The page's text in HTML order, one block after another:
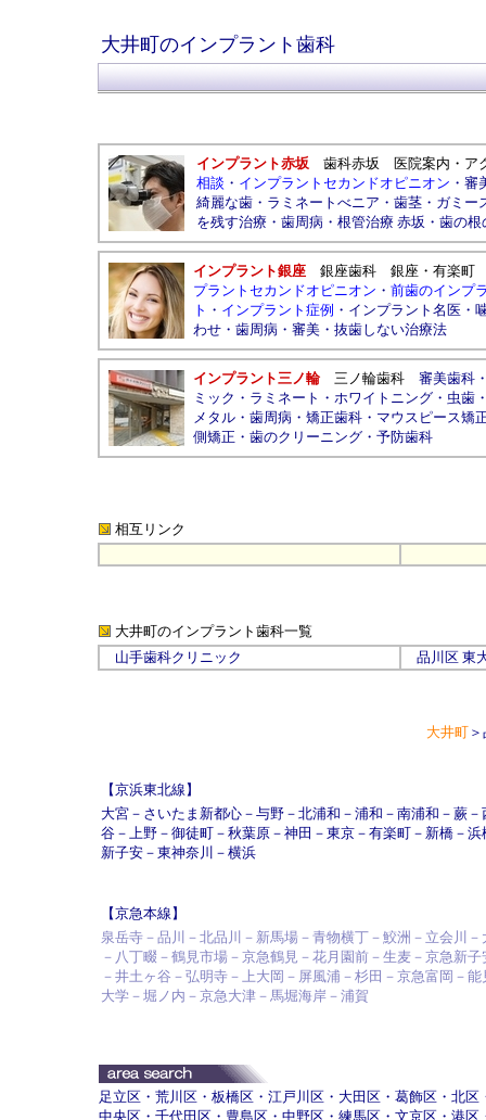
大井町のインプラント歯科
インプラント赤坂 歯科赤坂 医院案内 ・ ア
相談 ・ インプラントセカンドオピニオン ・ 審
綺麗な歯 ・ ラミネートべニア ・ 歯茎 ・ ガミー
を残す治療 ・ 歯周病 ・ 根管治療 赤坂 ・ 歯の根
インプラント銀座 銀座歯科 銀座 ・ 有楽町
プラントセカンドオピニオン ・ 前歯のインプ
ト ・ インプラント症例 ・ インプラント名医 ・
わせ ・ 歯周病 ・ 審美 ・ 抜歯しない治療法
インプラント三ノ輪 三ノ輪歯科 審美歯科
ミック ・ ラミネート ・ ホワイトニング ・ 虫歯
メタル ・ 歯周病 ・ 矯正歯科 ・ マウスピース矯
側矯正 ・ 歯のクリーニング ・ 予防歯科
相互リンク
大井町のインプラント歯科一覧
山手歯科クリニック
品川区 東
大井町 ＞
【京浜東北線】
大宮 － さいたま新都心 － 与野 － 北浦和 － 浦和 － 南浦和 － 蕨 －
谷 － 上野 － 御徒町 － 秋葉原 － 神田 － 東京 － 有楽町 － 新橋 － 浜
新子安 － 東神奈川 － 横浜
【京急本線】
泉岳寺－品川－北品川－新馬場－青物横丁－鮫洲－立会川
－八丁畷－鶴見市場－京急鶴見－花月園前－生麦－京急新
－井土ヶ谷－弘明寺－上大岡－屏風浦－杉田－京急富岡－
大学－堀ノ内－京急大津－馬堀海岸－浦賀
足立区・ 荒川区・ 板橋区・ 江戸川区・ 大田区・ 葛飾区・ 北区
中央区・ 千代田区・ 豊島区・ 中野区・ 練馬区・ 文京区・ 港区